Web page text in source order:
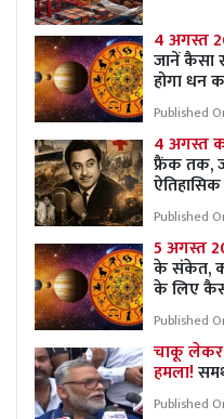
4 अगस्त
जानें कैसा
होगा धन
Published
4 अगस्त
फ्रैंक तक,
Published
5 अगस्त
के संकेत,
के लिए
Published
चाकू लेकर
हमला!
Published